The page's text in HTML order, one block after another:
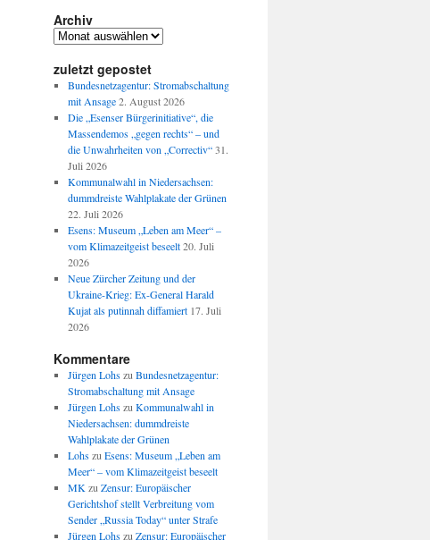
Archiv
Archiv
zuletzt gepostet
Bundesnetzagentur: Stromabschaltung
mit Ansage 2. August 2026
Die „Esenser Bürgerinitiative“, die
Massendemos „gegen rechts“ – und
die Unwahrheiten von „Correctiv“ 31.
Juli 2026
Kommunalwahl in Niedersachsen:
dummdreiste Wahlplakate der Grünen
22. Juli 2026
Esens: Museum „Leben am Meer“ –
vom Klimazeitgeist beseelt 20. Juli
2026
Neue Zürcher Zeitung und der
Ukraine-Krieg: Ex-General Harald
Kujat als putinnah diffamiert 17. Juli
2026
Kommentare
Jürgen Lohszu Bundesnetzagentur:
Stromabschaltung mit Ansage
Jürgen Lohszu Kommunalwahl in
Niedersachsen: dummdreiste
Wahlplakate der Grünen
Lohszu Esens: Museum „Leben am
Meer“ – vom Klimazeitgeist beseelt
MK zu Zensur: Europäischer
Gerichtshof stellt Verbreitung vom
Sender „Russia Today“ unter Strafe
Jürgen Lohszu Zensur: Europäischer